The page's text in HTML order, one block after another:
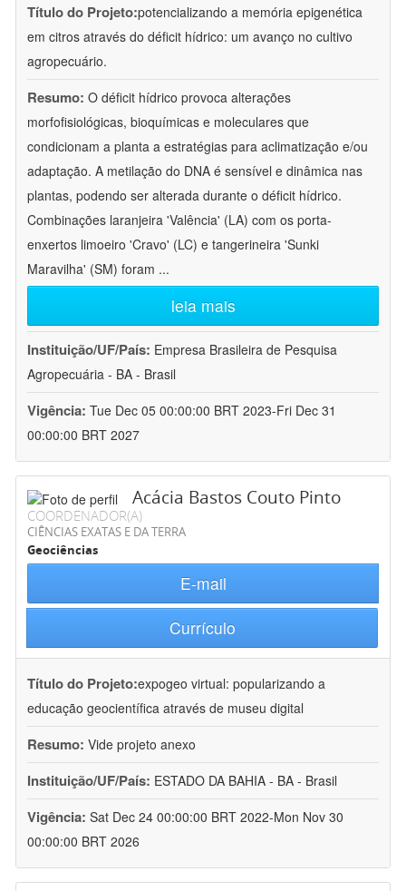
Título do Projeto:potencializando a memória epigenética
em citros através do déficit hídrico: um avanço no cultivo
agropecuário.
Resumo: O déficit hídrico provoca alterações
morfofisiológicas, bioquímicas e moleculares que
condicionam a planta a estratégias para aclimatização e/ou
adaptação. A metilação do DNA é sensível e dinâmica nas
plantas, podendo ser alterada durante o déficit hídrico.
Combinações laranjeira 'Valência' (LA) com os porta-
enxertos limoeiro 'Cravo' (LC) e tangerineira 'Sunki
Maravilha' (SM) foram ...
leia mais
Instituição/UF/País: Empresa Brasileira de Pesquisa
Agropecuária - BA - Brasil
Vigência: Tue Dec 05 00:00:00 BRT 2023-Fri Dec 31
00:00:00 BRT 2027
Acácia Bastos Couto Pinto
COORDENADOR(A)
CIÊNCIAS EXATAS E DA TERRA
Geociências
E-mail
Currículo
Título do Projeto:expogeo virtual: popularizando a
educação geocientífica através de museu digital
Resumo: Vide projeto anexo
Instituição/UF/País: ESTADO DA BAHIA - BA - Brasil
Vigência: Sat Dec 24 00:00:00 BRT 2022-Mon Nov 30
00:00:00 BRT 2026